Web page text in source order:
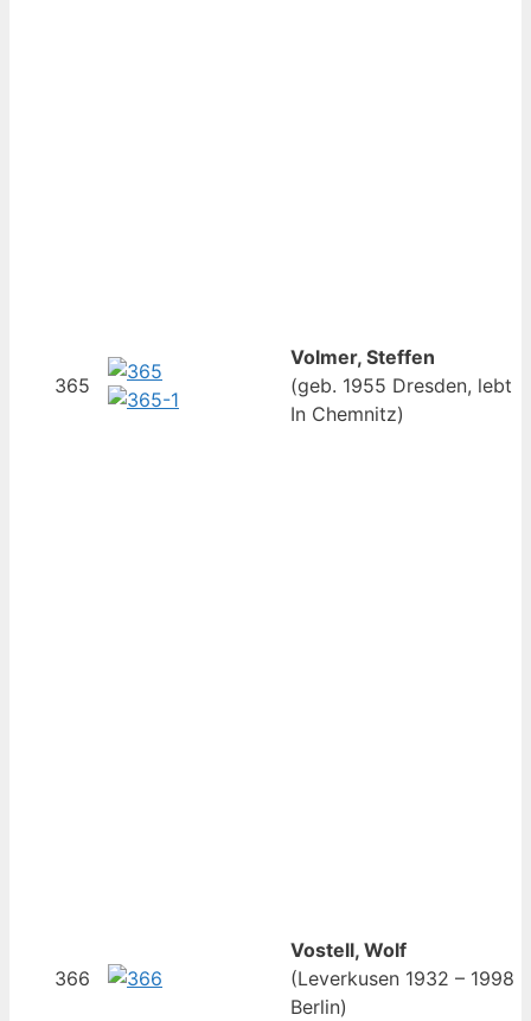
365
Volmer, Steffen
(geb. 1955 Dresden, lebt
In Chemnitz)
366
Vostell, Wolf
(Leverkusen 1932 – 1998
Berlin)